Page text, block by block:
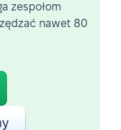
zespołom
nawet 80